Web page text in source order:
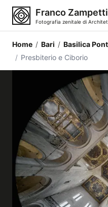
Franco Zampetti
Fotografia zenitale di
Stili
Elementi
Home / Bari / Basilica
/ Presbiterio e Ciborio